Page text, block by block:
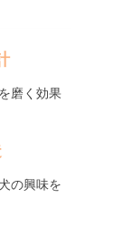
磨く効果
の興味を